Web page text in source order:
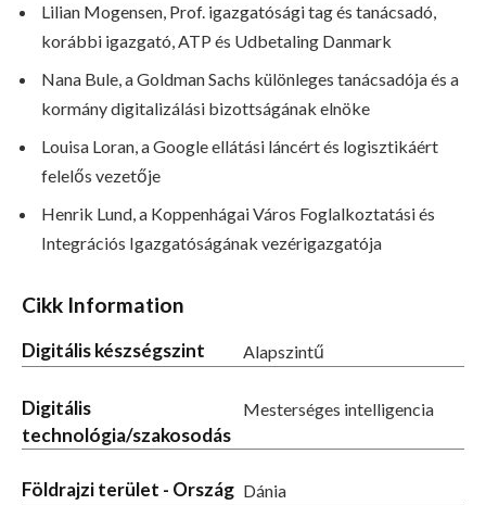
Lilian Mogensen, Prof. igazgatósági tag és tanácsadó,
korábbi igazgató, ATP és Udbetaling Danmark
Nana Bule, a Goldman Sachs különleges tanácsadója és a
kormány digitalizálási bizottságának elnöke
Louisa Loran, a Google ellátási láncért és logisztikáért
felelős vezetője
Henrik Lund, a Koppenhágai Város Foglalkoztatási és
Integrációs Igazgatóságának vezérigazgatója
Cikk Information
Digitális készségszint Alapszintű
Digitális
technológia/szakosodás
Mesterséges intelligencia
Földrajzi terület - Ország Dánia